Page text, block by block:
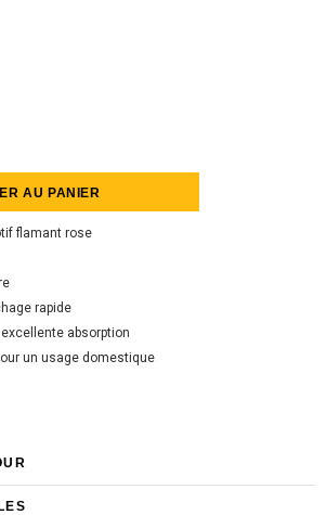
flamant rose
rapide
absorption
un usage domestique